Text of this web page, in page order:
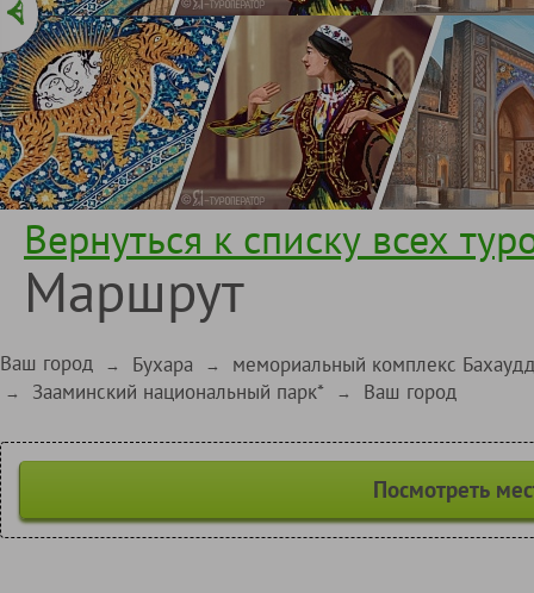
Вернуться к списку всех
Маршрут
Ваш город → Бухара → мемориальный комплекс
→ Зааминский национальный парк* → Ваш город
Посмотреть